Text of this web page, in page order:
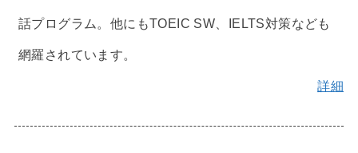
話プログラム。他にもTOEIC SW、IELTS対策なども
網羅されています。
詳細